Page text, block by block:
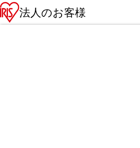
法人のお客様